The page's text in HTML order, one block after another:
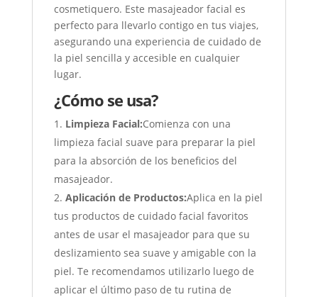
cosmetiquero. Este masajeador facial es
perfecto para llevarlo contigo en tus viajes,
asegurando una experiencia de cuidado de
la piel sencilla y accesible en cualquier
lugar.
¿Cómo se usa?
Limpieza Facial:Comienza con una
limpieza facial suave para preparar la piel
para la absorción de los beneficios del
masajeador.
Aplicación de Productos:Aplica en la piel
tus productos de cuidado facial favoritos
antes de usar el masajeador para que su
deslizamiento sea suave y amigable con la
piel. Te recomendamos utilizarlo luego de
aplicar el último paso de tu rutina de